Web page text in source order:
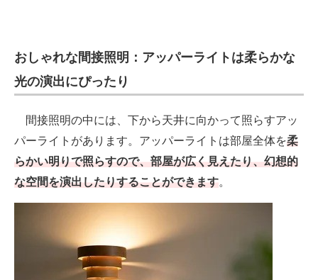
おしゃれな間接照明：アッパーライトは柔らかな
光の演出にぴったり
間接照明の中には、下から天井に向かって照らすアッ
パーライトがあります。アッパーライトは部屋全体を柔
らかい明りで照らすので、部屋が広く見えたり、幻想的
な空間を演出したりすることができます。